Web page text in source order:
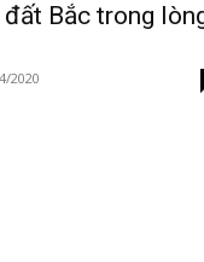
Bắc trong
2020